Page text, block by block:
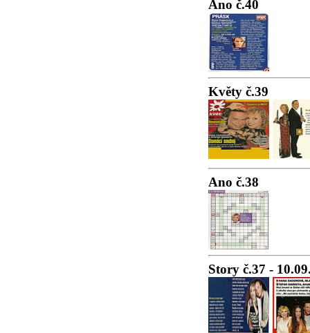
Ano č.40
Květy č.39
Ano č.38
Story č.37 -